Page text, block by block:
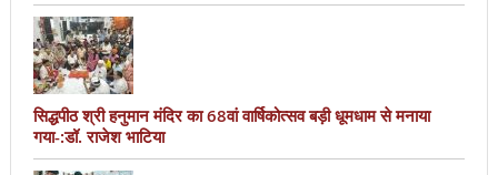
सिद्धपीठ श्री हनुमान मंदिर का 68वां वार्षिकोत्सव बड़ी धूमधाम से मनाया
गया-:डॉ. राजेश भाटिया